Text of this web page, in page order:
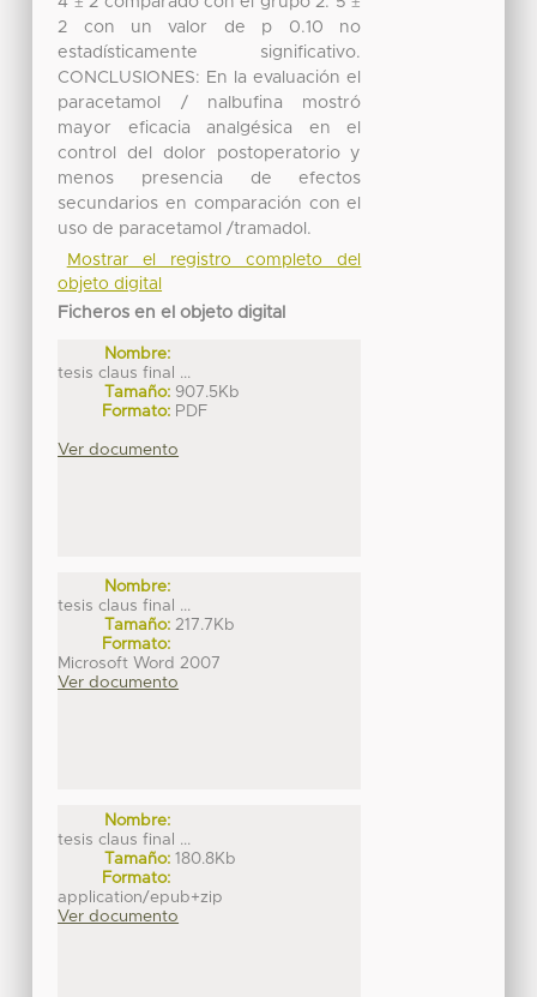
2 con un valor de p 0.10 no
estadísticamente significativo.
CONCLUSIONES: En la evaluación el
paracetamol / nalbufina mostró
mayor eficacia analgésica en el
control del dolor postoperatorio y
menos presencia de efectos
secundarios en comparación con el
uso de paracetamol /tramadol.
Mostrar el registro completo del
objeto digital
Ficheros en el objeto digital
Nombre:
tesis claus final ...
Tamaño: 907.5Kb
Formato: PDF
Ver documento
Nombre:
tesis claus final ...
Tamaño: 217.7Kb
Formato:
Microsoft Word 2007
Ver documento
Nombre:
tesis claus final ...
Tamaño: 180.8Kb
Formato:
application/epub+zip
Ver documento